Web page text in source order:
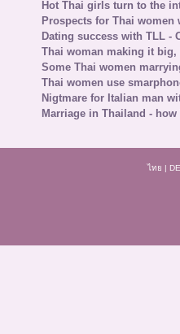
Hot Thai girls turn to the
Prospects for Thai women
Dating success with TLL -
Thai woman making it
Some Thai women
Thai women use
Nigtmare for Italian man
Marriage in Thailand -
ไทย |